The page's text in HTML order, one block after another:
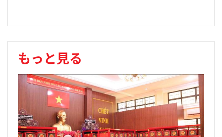
もっと見る